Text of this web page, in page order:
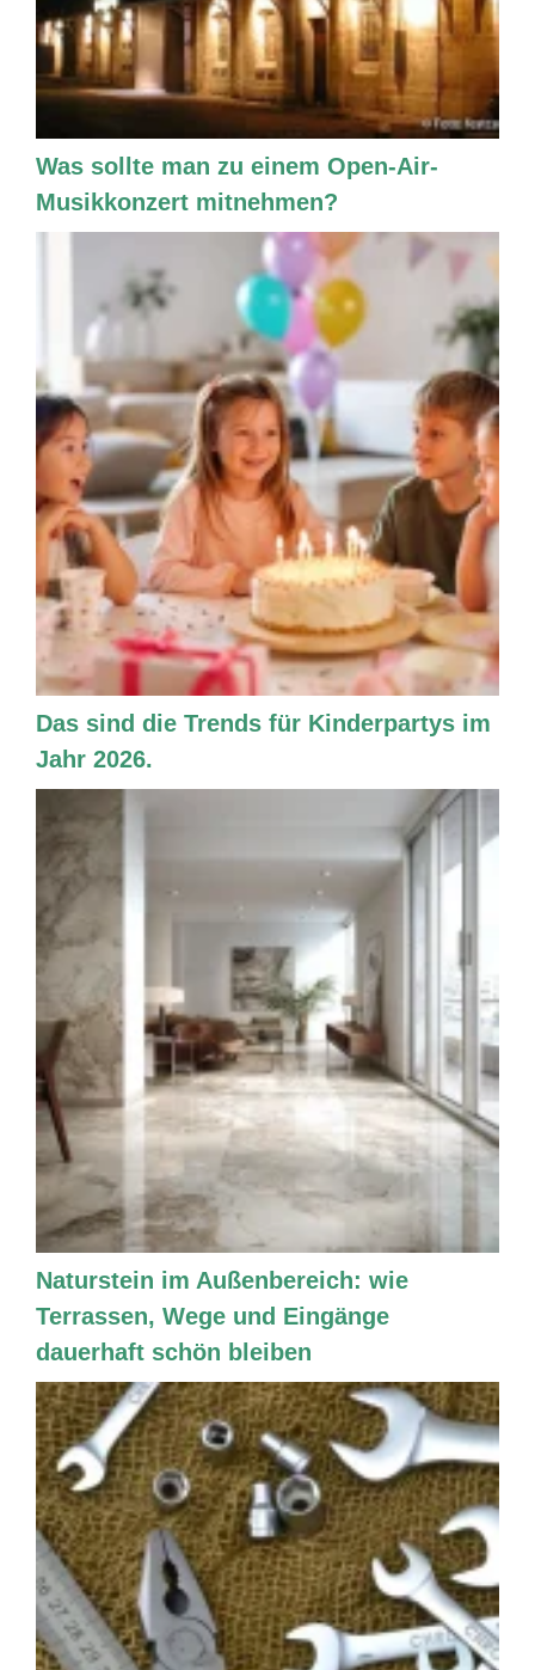
Was sollte man zu einem Open-Air-
Musikkonzert mitnehmen?
Das sind die Trends für Kinderpartys im
Jahr 2026.
Naturstein im Außenbereich: wie
Terrassen, Wege und Eingänge
dauerhaft schön bleiben